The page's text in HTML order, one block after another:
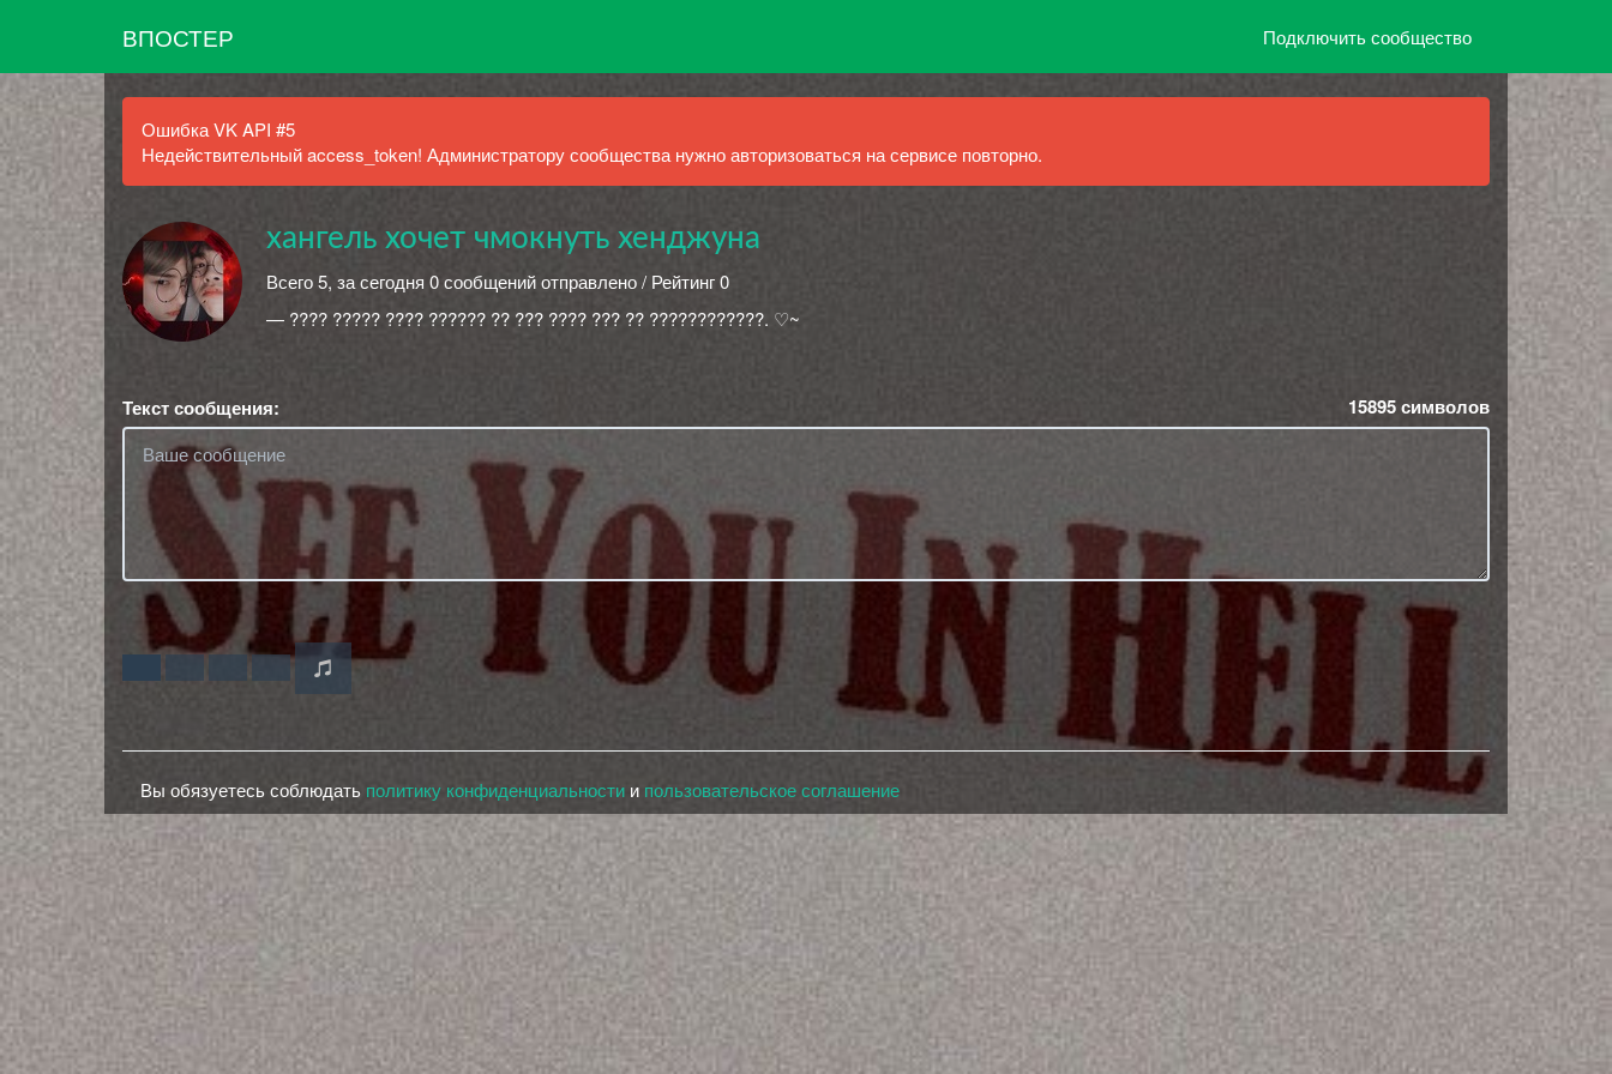
ВПОСТЕР Подключить сообщество
Ошибка VK API #5
Недействительный access_token! Администратору сообщества нужно авторизоваться на сервисе повторно.
хангель хочет чмокнуть хенджуна
Всего 5, за сегодня 0 сообщений отправлено / Рейтинг 0
— ???? ????? ???? ?????? ?? ??? ???? ??? ?? ????????????. ♡~
Текст сообщения: 15895символов
Вы обязуетесь соблюдать политику конфиденциальности и пользовательское соглашение